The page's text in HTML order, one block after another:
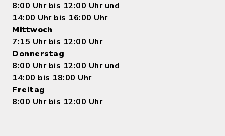
8:00 Uhr bis 12:00 Uhr und
14:00 Uhr bis 16:00 Uhr
Mittwoch
7:15 Uhr bis 12:00 Uhr
Donnerstag
8:00 Uhr bis 12:00 Uhr und
14:00 bis 18:00 Uhr
Freitag
8:00 Uhr bis 12:00 Uhr